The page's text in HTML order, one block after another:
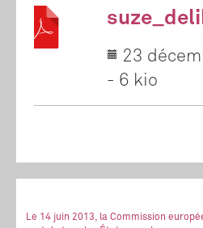
23
- 6 kio
Le 14 juin 2013, la Commission